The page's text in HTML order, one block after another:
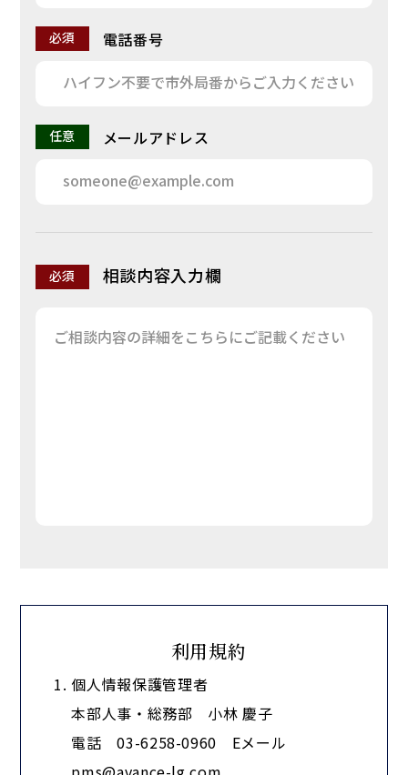
必須 電話番号
任意 メールアドレス
必須 相談内容入力欄
利用規約
個人情報保護管理者
本部人事・総務部 小林 慶子
電話 03-6258-0960 Eメール